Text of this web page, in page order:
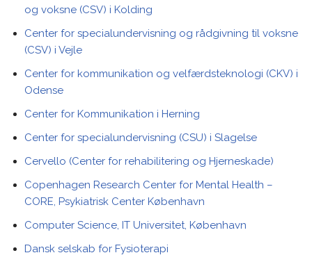
og voksne (CSV) i Kolding
Center for specialundervisning og rådgivning til voksne
(CSV) i Vejle
Center for kommunikation og velfærdsteknologi (CKV) i
Odense
Center for Kommunikation i Herning
Center for specialundervisning (CSU) i Slagelse
Cervello (Center for rehabilitering og Hjerneskade)
Copenhagen Research Center for Mental Health –
CORE, Psykiatrisk Center København
Computer Science, IT Universitet, København
Dansk selskab for Fysioterapi